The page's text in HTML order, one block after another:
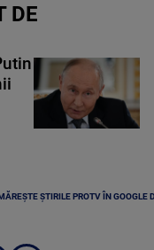
DE
ȘTIRILE PROTV ÎN GOOGLE